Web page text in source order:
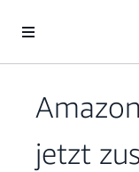
Überspringen zum
jetzt